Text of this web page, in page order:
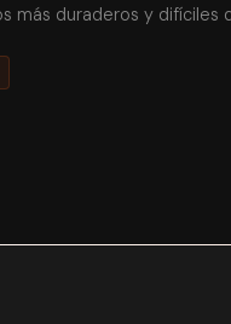
más duraderos y difíciles